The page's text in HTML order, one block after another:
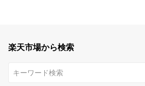
楽天市場から検索